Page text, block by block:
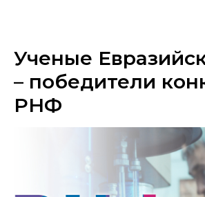
Ученые
– победители
РНФ